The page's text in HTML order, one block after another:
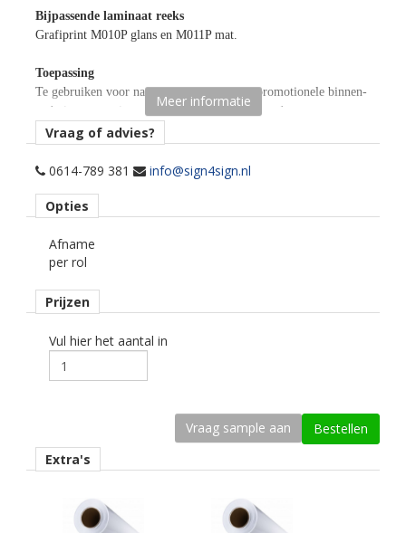
Bijpassende laminaat reeks
Grafiprint M010P glans en M011P mat.
Toepassing
Te gebruiken voor nagenoeg alle denkbare promotionele binnen-
en buitentoepassingen op een vlakke ondergrond.
Opmerking
Alleen droog plakken!
Materiaaltype
Kenmerk belijming
transparant glans.
Geschikte printtechniek
vlak.
Meer informatie
Vraag of advies?
0614-789 381 info@sign4sign.nl
Opties
Afname
per rol
Prijzen
Vul hier het aantal in
Extra's